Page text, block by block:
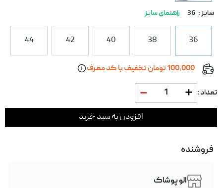
سایز : 36 راهنمای سایز
36
38
40
42
44
100,000 تومان تخفیف با کد معرف
تعداد : 1
افزودن به سبد خرید
فروشنده
الو پوشاک